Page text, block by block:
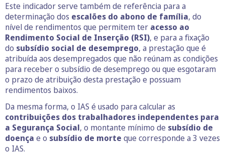
Este indicador serve também de referência para a
determinação dos escalões do abono de família, do
nível de rendimentos que permitem ter acesso ao
Rendimento Social de Inserção (RSI), e para a fixação
do subsídio social de desemprego, a prestação que é
atribuída aos desempregados que não reúnam as condições
para receber o subsídio de desemprego ou que esgotaram
o prazo de atribuição desta prestação e possuam
rendimentos baixos.
Da mesma forma, o IAS é usado para calcular as
contribuições dos trabalhadores independentes para
a Segurança Social, o montante mínimo de subsídio de
doença e o subsídio de morte que corresponde a 3 vezes
o IAS.